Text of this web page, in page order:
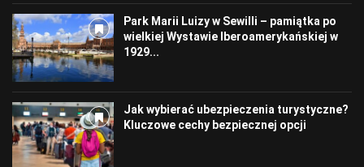
Park Marii Luizy w Sewilli – pamiątka po
wielkiej Wystawie Iberoamerykańskiej w
1929...
Jak wybierać ubezpieczenia turystyczne?
Kluczowe cechy bezpiecznej opcji